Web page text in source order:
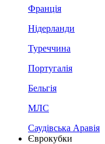
Франція
Нідерланди
Туреччина
Португалія
Бельгія
МЛС
Саудівська Аравія
Єврокубки